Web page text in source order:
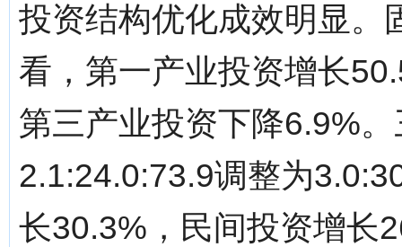
投资结构优化成效明显。
看，第一产业投资增长
第三产业投资下降6.9%
2.1:24.0:73.9调整为
长30.3%，民间投资增长